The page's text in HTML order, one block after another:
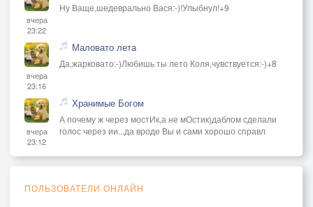
вчера
23:22
Ну Ваще,шедеврально Вася:-)!Улыбнул!+9
вчера
23:16
Маловато лета
Да,жарковато:-)Любишь ты лето Коля,чувствуется:-)+8
вчера
23:12
Хранимые Богом
А почему ж через мостИк,а не мОстик)даблом сделали
голос через ии...да вроде Вы и сами хорошо справл
ПОЛЬЗОВАТЕЛИ ОНЛАЙН